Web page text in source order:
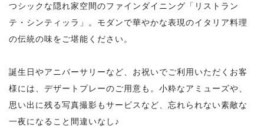
つシックな隠れ家空間のファインダイニング「リストラン
テ・シンティッラ」。モダンで華やかな表現のイタリア料理
の伝統の味をご堪能ください。
誕生日やアニバーサリーなど、お祝いでご利用いただくお客
様には、デザートプレーのご用意も。小粋なアミューズや、
思い出に残る写真撮影もサービスなど、忘れられない素敵な
一夜になること間違いなし♪